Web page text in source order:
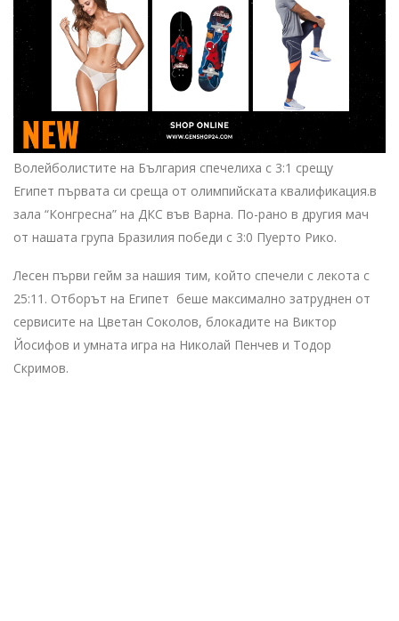
Волейболистите на България спечелиха с 3:1 срещу
Египет първата си среща от олимпийската квалификация.в
зала “Конгресна” на ДКС във Варна. По-рано в другия мач
от нашата група Бразилия победи с 3:0 Пуерто Рико.
Лесен първи гейм за нашия тим, който спечели с лекота с
25:11. Отборът на Египет беше максимално затруднен от
сервисите на Цветан Соколов, блокадите на Виктор
Йосифов и умната игра на Николай Пенчев и Тодор
Скримов.